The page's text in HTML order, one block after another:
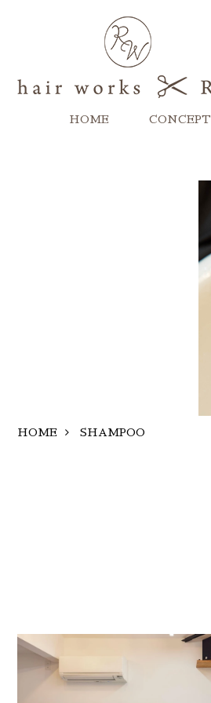
HOME CONCEPT
HOME SHAMPOO